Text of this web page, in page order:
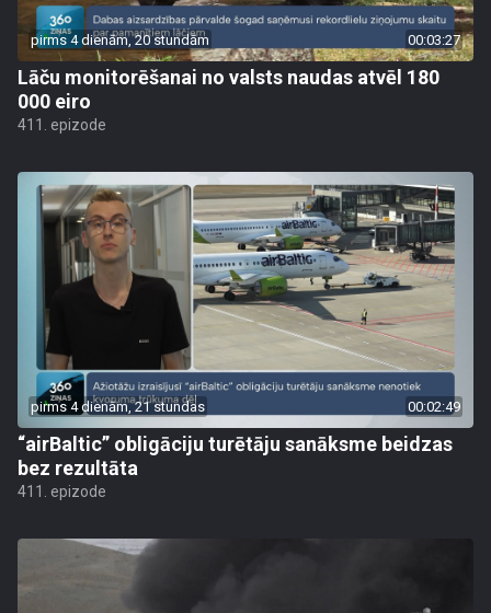
pirms 4 dienām, 20 stundām 00:03:27
Lāču monitorēšanai no valsts naudas atvēl 180
000 eiro
411. epizode
pirms 4 dienām, 21 stundas 00:02:49
“airBaltic” obligāciju turētāju sanāksme beidzas
bez rezultāta
411. epizode